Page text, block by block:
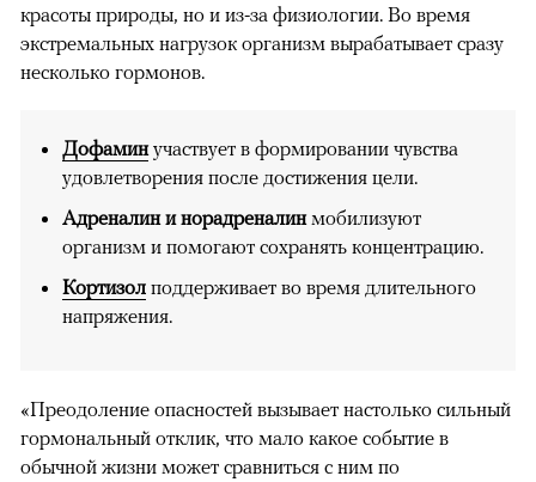
красоты природы, но и из-за физиологии. Во время
экстремальных нагрузок организм вырабатывает сразу
несколько гормонов.
Дофаминучаствует в формировании чувства
удовлетворения после достижения цели.
Адреналин и норадреналинмобилизуют
организм и помогают сохранять концентрацию.
Кортизол поддерживает во время длительного
напряжения.
«Преодоление опасностей вызывает настолько сильный
гормональный отклик, что мало какое событие в
обычной жизни может сравниться с ним по